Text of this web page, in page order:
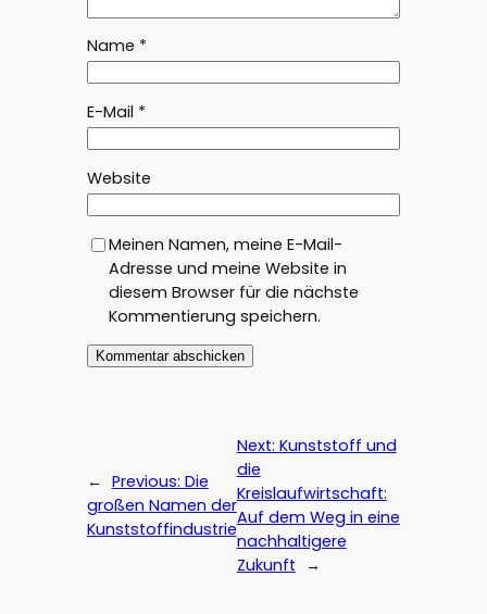
Name *
E-Mail *
Website
Meinen Namen, meine E-Mail-
Adresse und meine Website in
diesem Browser für die nächste
Kommentierung speichern.
← Previous: Die
großen Namen der
Kunststoffindustrie
Next: Kunststoff und
die
Kreislaufwirtschaft:
Auf dem Weg in eine
nachhaltigere
Zukunft →